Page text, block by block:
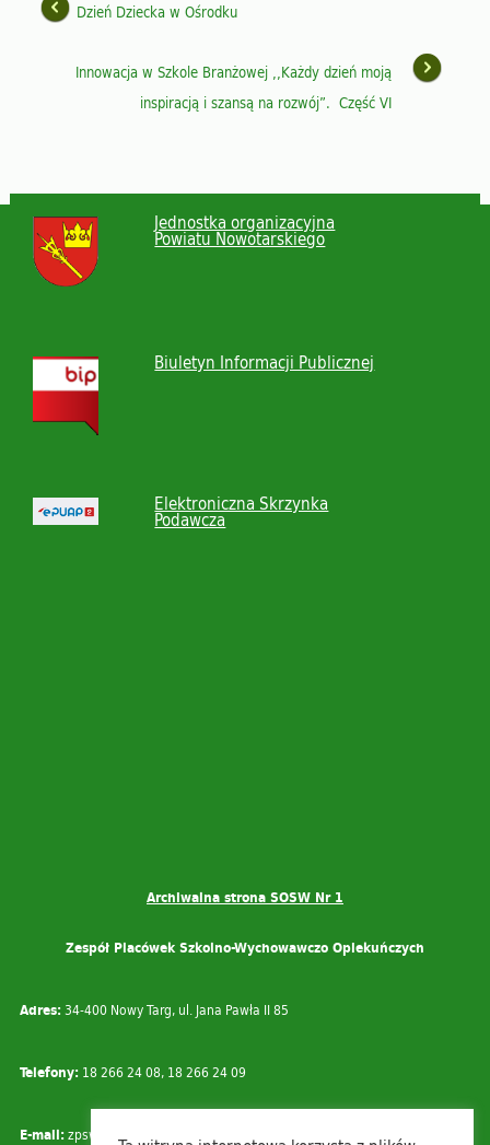
Dzień Dziecka w Ośrodku
Innowacja w Szkole Branżowej ,,Każdy dzień moją
inspiracją i szansą na rozwój”. Część VI
Jednostka organizacyjna
Powiatu Nowotarskiego
Biuletyn Informacji Publicznej
Elektroniczna Skrzynka
Podawcza
Archiwalna strona SOSW Nr 1
Zespół Placówek Szkolno-Wychowawczo Opiekuńczych
Adres:34-400 Nowy Targ, ul. Jana Pawła II 85
Telefony:18 266 24 08, 18 266 24 09
E-mail:zpswo@nowotarski.edu.pl